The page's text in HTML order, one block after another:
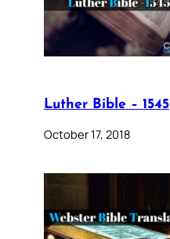
Luther Bible – 1545
October 17, 2018